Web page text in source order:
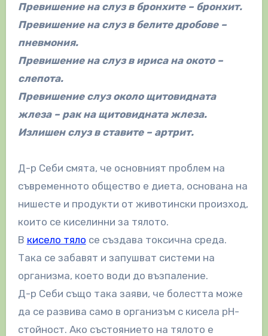
Превишение на слуз в бронхите – бронхит.
Превишение на слуз в белите дробове –
пневмония.
Превишение на слуз в ириса на окото –
слепота.
Превишение слуз около щитовидната
жлеза – рак на щитовидната жлеза.
Излишен слуз в ставите – артрит.
Д-р Себи смята, че основният проблем на
съвременното общество е диета, основана на
нишесте и продукти от животински произход,
които се киселинни за тялото.
В кисело тяло се създава токсична среда.
Така се забавят и запушват системи на
организма, което води до възпаление.
Д-р Себи също така заяви, че болестта може
да се развива само в организъм с кисела рН-
стойност. Ако състоянието на тялото е